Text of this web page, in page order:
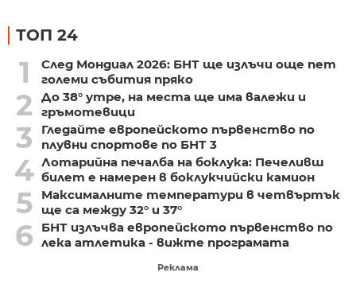
ТОП 24
1
След Мондиал 2026: БНТ ще излъчи още пет
големи събития пряко
2
До 38° утре, на места ще има валежи и
гръмотевици
3
Гледайте европейското първенство по
плувни спортове по БНТ 3
4 Лотарийна печалба на боклука: Печеливш
билет е намерен в боклукчийски камион
5
Максималните температури в четвъртък
ще са между 32° и 37°
6
БНТ излъчва европейското първенство по
лека атлетика - вижте програмата
Реклама